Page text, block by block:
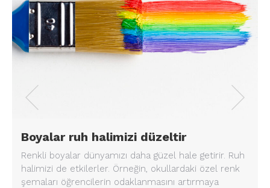
Boyalar ruh halimizi düzeltir
Renkli boyalar dünyamızı daha güzel hale getirir. Ruh
halimizi de etkilerler. Örneğin, okullardaki özel renk
şemaları öğrencilerin odaklanmasını artırmaya